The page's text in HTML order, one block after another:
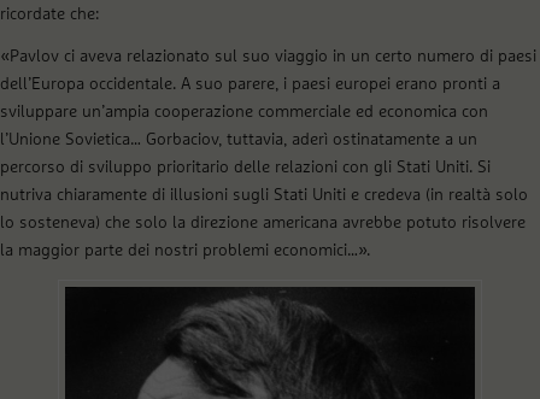
ricordate che:
«Pavlov ci aveva relazionato sul suo viaggio in un certo numero di paesi
dell’Europa occidentale. A suo parere, i paesi europei erano pronti a
sviluppare un’ampia cooperazione commerciale ed economica con
l’Unione Sovietica… Gorbaciov, tuttavia, aderì ostinatamente a un
percorso di sviluppo prioritario delle relazioni con gli Stati Uniti. Si
nutriva chiaramente di illusioni sugli Stati Uniti e credeva (in realtà solo
lo sosteneva) che solo la direzione americana avrebbe potuto risolvere
la maggior parte dei nostri problemi economici…».